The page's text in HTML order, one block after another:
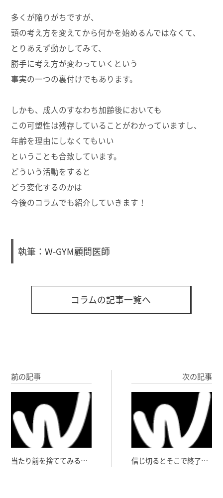
多くが陥りがちですが、
頭の考え方を変えてから何かを始めるんではなくて、
とりあえず動かしてみて、
勝手に考え方が変わっていくという
事実の一つの裏付けでもあります。
しかも、成人のすなわち加齢後においても
この可塑性は残存していることがわかっていますし、
年齢を理由にしなくてもいい
ということも合致しています。
どういう活動をすると
どう変化するのかは
今後のコラムでも紹介していきます！
執筆：W-GYM顧問医師
コラムの記事一覧へ
前の記事
当たり前を捨ててみる～
次の記事
信じ切るとそこで終了！